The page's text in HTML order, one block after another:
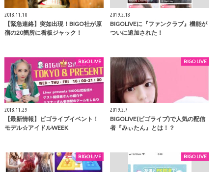
2018.11.10
【緊急連絡】突如出現！BIGO社が原
宿の20箇所に看板ジャック！
2019.2.18
BIGOLIVEに『ファンクラブ』機能が
ついに追加された！
BIGO LIVE
2018.11.29
【最新情報】ビゴライブイベント！
モデル☆アイドルWEEK
BIGO LIVE
2019.2.7
BIGOLIVE(ビゴライブ)で人気の配信
者『みぃたん』とは！？
BIGO LIVE BIGO LIVE